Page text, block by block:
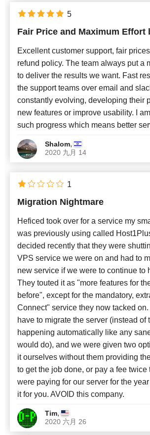
Fair Price and Maximum Effort
Excellent customer support, fair
refund policy. The team always put a
to deliver the results we want. Fast
the support teams over email and
constantly evolving, developing their
new features or improve usability. I
such progress which means better
Shalom,
2020 九月 14
5
Migration Nightmare
Heficed took over for a service my
was previously using called
decided recently that they were
VPS service we were on and had to
new service if we were to continue to
They touted it as "more features for
before", except for the mandatory,
Connect" service they now tacked
have to migrate the server (instead of
happening automatically like any
would do), and we were given two
it ourselves without them providing
to get the job done, or pay a fee twice
were paying for our server for the
it for you. AVOID this company.
Tim,
2020 六月 26
1